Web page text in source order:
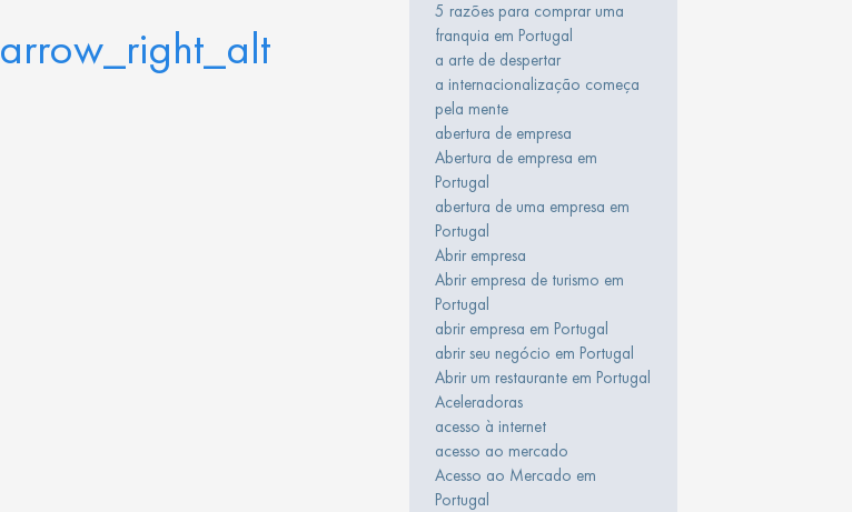
arrow_right_alt
5 razões para comprar uma
franquia em Portugal
a arte de despertar
a internacionalização começa
pela mente
abertura de empresa
Abertura de empresa em
Portugal
abertura de uma empresa em
Portugal
Abrir empresa
Abrir empresa de turismo em
Portugal
abrir empresa em Portugal
abrir seu negócio em Portugal
Abrir um restaurante em Portugal
Aceleradoras
acesso à internet
acesso ao mercado
Acesso ao Mercado em
Portugal